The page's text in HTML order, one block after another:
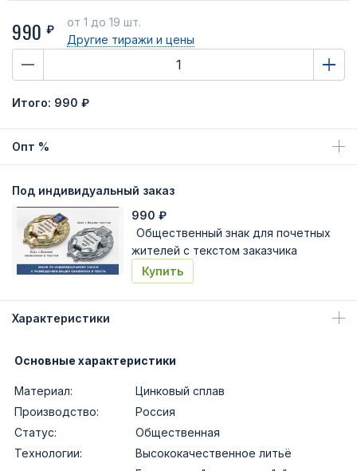
990 ₽
от 1 до 19 шт.
Другие тиражии цены
Итого: 990 ₽
Опт %
Под индивидуальный заказ
990 ₽
Общественный знак для почетных
жителей с текстом заказчика
Купить
Характеристики
Основные характеристики
Материал:
Цинковый сплав
Производство:
Россия
Статус:
Общественная
Технологии:
Высококачественное литьё